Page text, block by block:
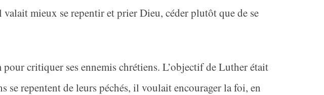
mieux se repentir et prier Dieu, céder plutôt que de se
critiquer ses ennemis chrétiens. L’objectif de Luther était
se repentent deleurs péchés, il voulait encourager la foi, en